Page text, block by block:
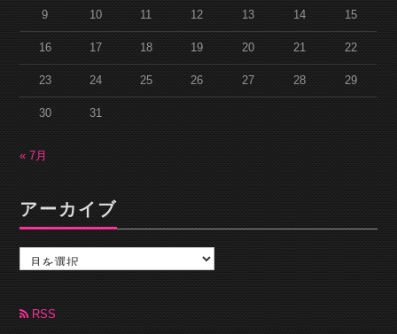
9 10 11 12 13 14 15
16 17 18 19 20 21 22
23 24 25 26 27 28 29
30 31
« 7月
アーカイブ
カ
ブ RSS